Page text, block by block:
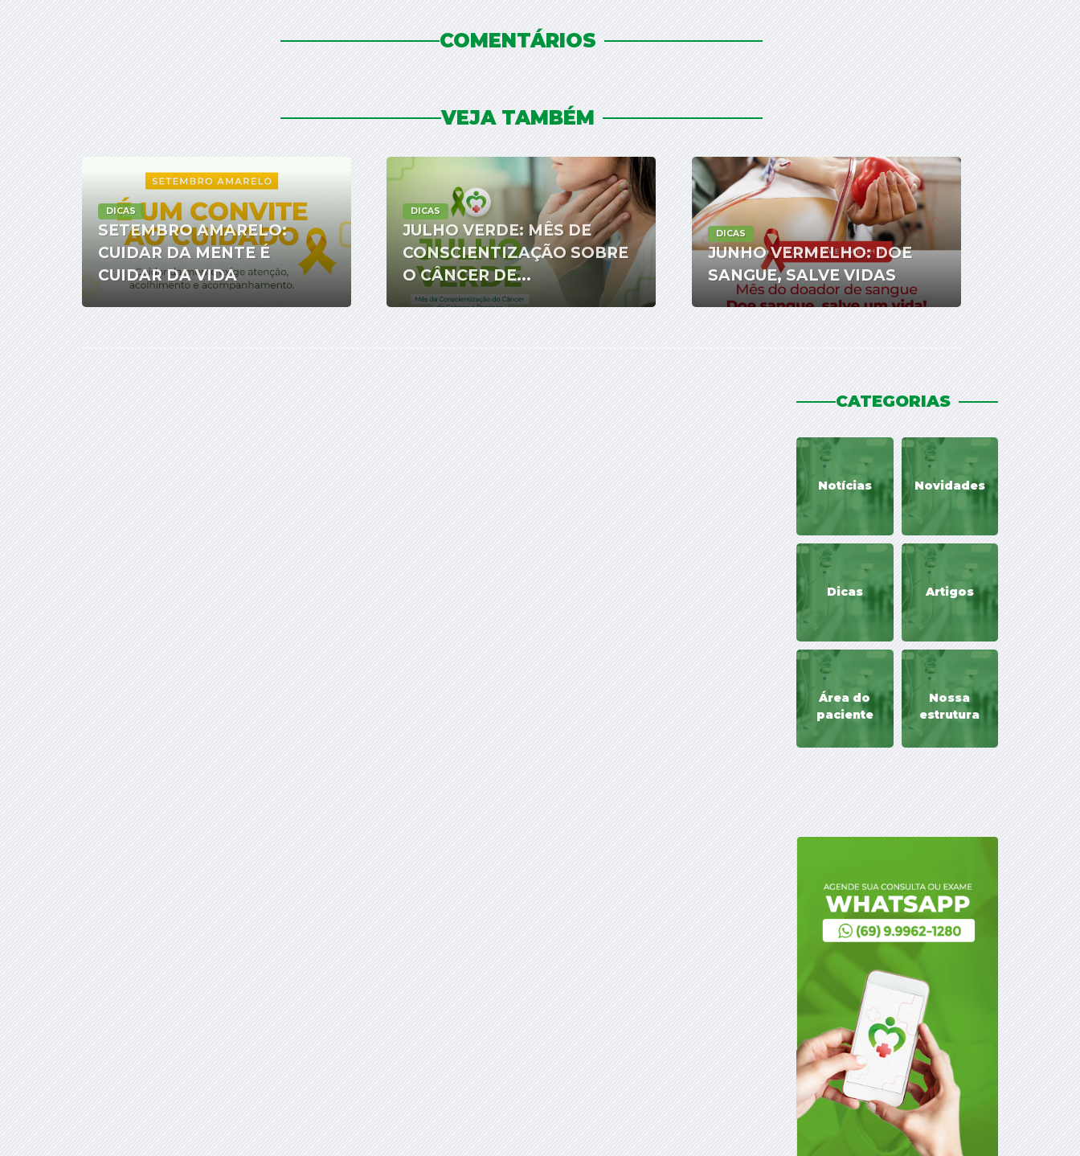
COMENTÁRIOS
VEJA TAMBÉM
DICAS
SETEMBRO AMARELO:
CUIDAR DA MENTE É
CUIDAR DA VIDA
DICAS
JULHO VERDE: MÊS DE
CONSCIENTIZAÇÃO SOBRE
O CÂNCER DE...
DICAS
JUNHO VERMELHO: DOE
SANGUE, SALVE VIDAS
CATEGORIAS
Notícias Novidades
Dicas Artigos
Área do
paciente
Nossa
estrutura